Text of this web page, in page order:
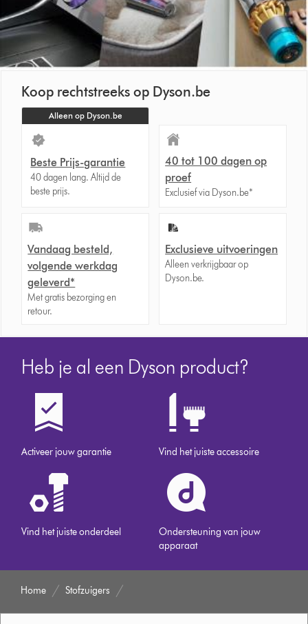
Koop rechtstreeks op Dyson.be
Alleen op Dyson.be
Beste Prijs-garantie
40 dagen lang. Altijd de
beste prijs.
40 tot 100 dagen op
proef
Exclusief via Dyson.be*
Vandaag besteld,
volgende werkdag
geleverd*
Met gratis bezorging en
retour.
Exclusieve uitvoeringen
Alleen verkrijgbaar op
Dyson.be.
Heb je al een Dyson product?
Activeer jouw garantie Vind het juiste accessoire
Vind het juiste onderdeel
Ondersteuning van jouw
apparaat
Home Stofzuigers